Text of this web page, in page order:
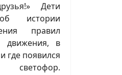
Дети
истории
правил
движения, в
где появился